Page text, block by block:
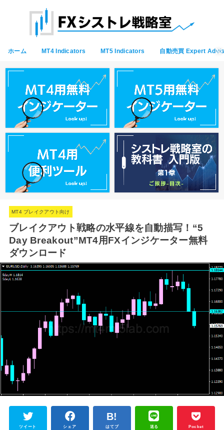
ホーム MT4 Indicators MT5 Indicators 自動売買 Expert
MT4 ブレイクアウト向け
ブレイクアウト戦略の水平線を自動描写！“5
Day Breakout”MT4用FXインジケーター無料
ダウンロード
ツイート シェア はてブ 送る Pocket